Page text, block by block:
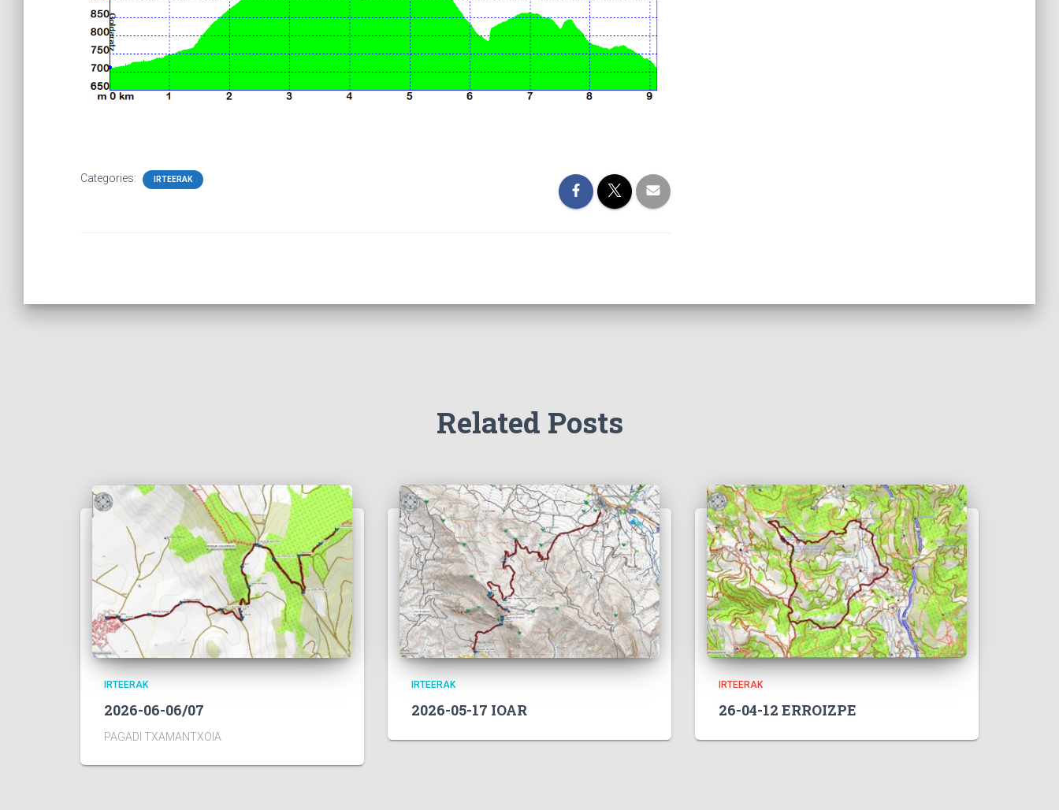
Categories: IRTEERAK
Related Posts
IRTEERAK
2026-06-06/07
PAGADI TXAMANTXOIA
IRTEERAK
2026-05-17 IOAR
IRTEERAK
26-04-12 ERROIZPE